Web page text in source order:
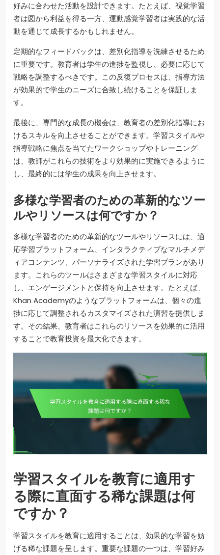
好みに合わせた活動を設計できます。たとえば、視覚学習
者は図から利益を得る一方、運動感覚学習者は実践的な活
動を通じて成長するかもしれません。
定期的なフィードバックは、差別化指導を洗練させるため
に重要です。教育者は学生の進捗を監視し、必要に応じて
戦略を調整するべきです。この反復プロセスは、指導方法
が効果的で学生のニーズに合致し続けることを保証しま
す。
最後に、専門的な成長の機会は、教育者の差別化指導にお
けるスキルを向上させることができます。学習スタイルや
指導戦略に焦点を当てたワークショップやトレーニング
は、教師がこれらの技術をより効果的に実施できるように
し、最終的には学生の成果を向上させます。
多様な学習者のための革新的なツー
ルやリソースは何ですか？
多様な学習者のための革新的なツールやリソースには、適
応学習プラットフォーム、インタラクティブなマルチメデ
ィアコンテンツ、パーソナライズされた学習プランがあり
ます。これらのツールはさまざまな学習スタイルに対応
し、エンゲージメントと保持を向上させます。たとえば、
Khan Academyのようなプラットフォームは、個々の進
捗に応じて調整されるカスタマイズされた演習を提供しま
す。その結果、教育者はこれらのリソースを効果的に活用
することで教育投資を最大化できます。
学習スタイルを教育に適用す
る際に直面する稀な課題は何
ですか？
学習スタイルを教育に適用することは、効果的な学習を妨
げる稀な課題を呈します。重要な課題の一つは、学習好み